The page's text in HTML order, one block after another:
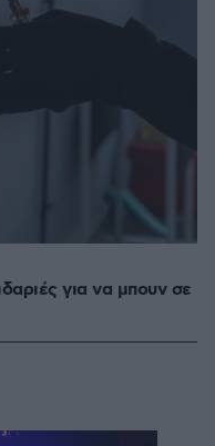
για να μπουν σε